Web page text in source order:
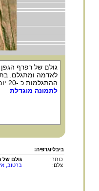
גולם של רפרף
לאדמה ומתגלם.
ההתגלמות כ -20 יום.
לתמונה מוגדלת
ביבליוגרפיה:
כותר:
גולם של
צלם:
ברטוב,